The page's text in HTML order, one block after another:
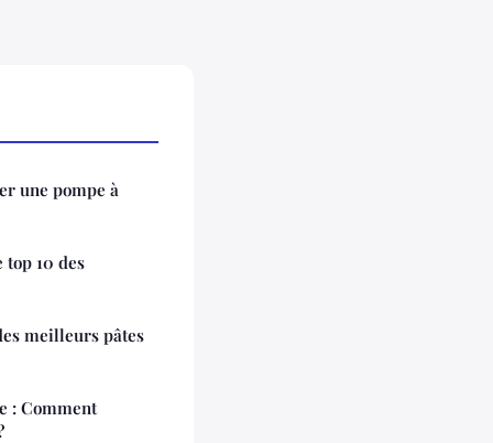
une pompe à
top 10 des
meilleurs pâtes
: Comment